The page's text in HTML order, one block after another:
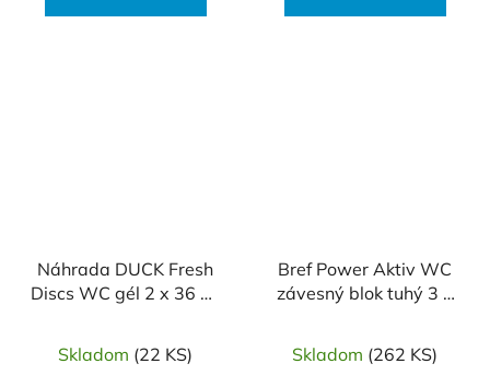
Náhrada DUCK Fresh
Discs WC gél 2 x 36 ml
Skladom (22 KS)
Bref Power Aktiv WC
závesný blok tuhý 3 x
Skladom (262 KS)